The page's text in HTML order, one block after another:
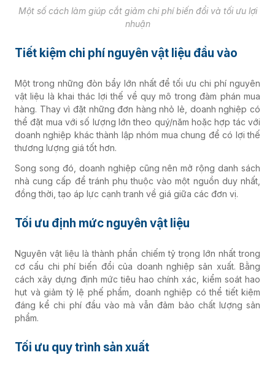
Một số cách làm giúp cắt giảm chi phí biến đổi và tối ưu lợi
nhuận
Tiết kiệm chi phí nguyên vật liệu đầu vào
Một trong những đòn bẩy lớn nhất để tối ưu chi phí nguyên
vật liệu là khai thác lợi thế về quy mô trong đàm phán mua
hàng. Thay vì đặt những đơn hàng nhỏ lẻ, doanh nghiệp có
thể đặt mua với số lượng lớn theo quý/năm hoặc hợp tác với
doanh nghiệp khác thành lập nhóm mua chung để có lợi thế
thương lượng giá tốt hơn.
Song song đó, doanh nghiệp cũng nên mở rộng danh sách
nhà cung cấp để tránh phụ thuộc vào một nguồn duy nhất,
đồng thời, tạo áp lực cạnh tranh về giá giữa các đơn vị.
Tối ưu định mức nguyên vật liệu
Nguyên vật liệu là thành phần chiếm tỷ trọng lớn nhất trong
cơ cấu chi phí biến đổi của doanh nghiệp sản xuất. Bằng
cách xây dựng định mức tiêu hao chính xác, kiểm soát hao
hụt và giảm tỷ lệ phế phẩm, doanh nghiệp có thể tiết kiệm
đáng kể chi phí đầu vào mà vẫn đảm bảo chất lượng sản
phẩm.
Tối ưu quy trình sản xuất